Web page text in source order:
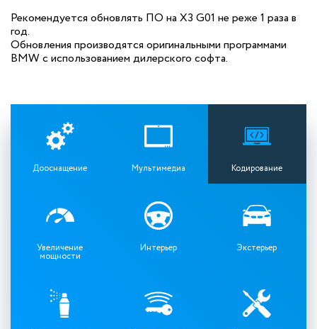
Рекомендуется обновлять ПО на X3 G01 не реже 1 раза в
год.
Обновления производятся оригинальными программами
BMW с использованием дилерского софта.
Дооснащение Мультимедиа Кодирование
Увеличение
мощности
Интерьер Экстерьер